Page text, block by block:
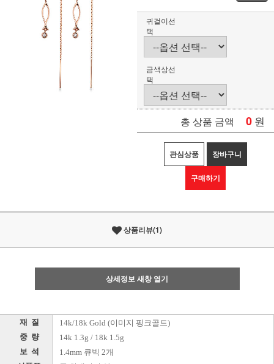
귀걸이선
택
금색상선
택
총 상품 금액 0 원
관심상품 장바구니
구매하기
상품리뷰(1)
상세정보 새창 열기
재 질 14k/18k Gold (이미지 핑크골드)
중 량 14k 1.3g / 18k 1.5g
보 석 1.4mm 큐빅 2개